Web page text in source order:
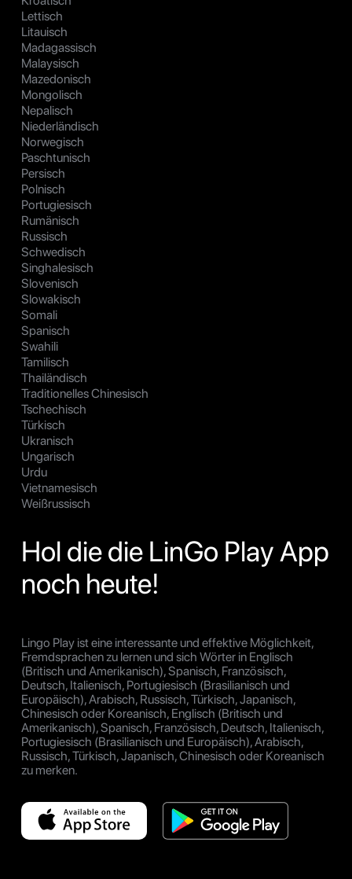
Lettisch
Litauisch
Madagassisch
Malaysisch
Mazedonisch
Mongolisch
Nepalisch
Niederländisch
Norwegisch
Paschtunisch
Persisch
Polnisch
Portugiesisch
Rumänisch
Russisch
Schwedisch
Singhalesisch
Slovenisch
Slowakisch
Somali
Spanisch
Swahili
Tamilisch
Thailändisch
Traditionelles Chinesisch
Tschechisch
Türkisch
Ukranisch
Ungarisch
Urdu
Vietnamesisch
Weißrussisch
Hol die die LinGo Play App
noch heute!
Lingo Play ist eine interessante und effektive Möglichkeit,
Fremdsprachen zu lernen und sich Wörter in Englisch
(Britisch und Amerikanisch), Spanisch, Französisch,
Deutsch, Italienisch, Portugiesisch (Brasilianisch und
Europäisch), Arabisch, Russisch, Türkisch, Japanisch,
Chinesisch oder Koreanisch, Englisch (Britisch und
Amerikanisch), Spanisch, Französisch, Deutsch, Italienisch,
Portugiesisch (Brasilianisch und Europäisch), Arabisch,
Russisch, Türkisch, Japanisch, Chinesisch oder Koreanisch
zu merken.